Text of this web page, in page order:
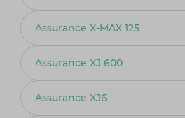
Assurance X-MAX 125
Assurance XJ 600
Assurance XJ6